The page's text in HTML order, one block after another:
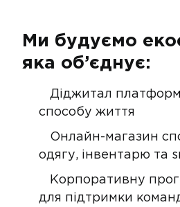
Ми будуємо
яка об’єднує:
Діджитал
способу життя
Онлайн-магазин
одягу, інвентарю та
Корпоративну
для підтримки